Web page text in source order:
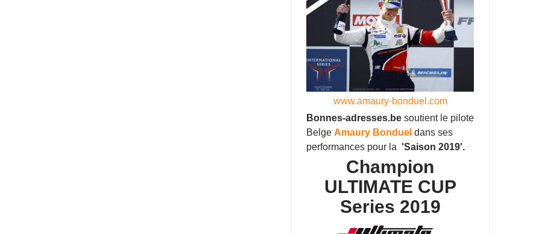
www.amaury-bonduel.com
Bonnes-adresses.be soutient le pilote
Belge Amaury Bonduel dans ses
performances pour la 'Saison 2019'.
Champion
ULTIMATE CUP
Series 2019